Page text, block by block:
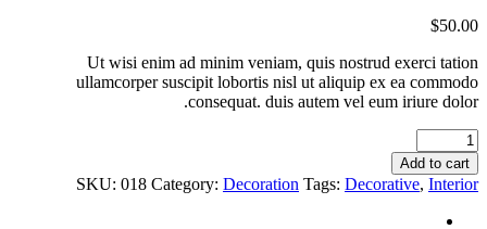
$50.00
Ut wisi enim ad minim veniam, quis nostrud exerci tation
ullamcorper suscipit lobortis nisl ut aliquip ex ea commodo
consequat. duis autem vel eum iriure dolor.
Modern
Clock
quantity
Add to cart
SKU: 018 Category: Decoration Tags: Decorative, Interior